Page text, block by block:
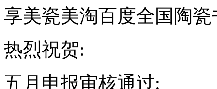
享美瓷美淘百度全国陶
热烈祝贺:
五月申报审核通过: